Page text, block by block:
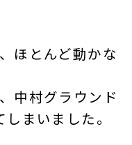
ほとんど動かな
中村グラウンド
まいました。